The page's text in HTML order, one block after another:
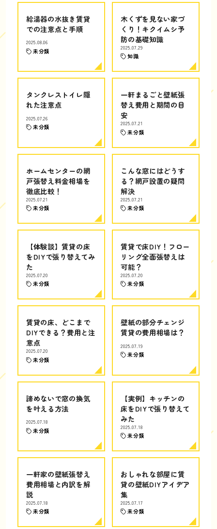
給湯器の水抜き賃貸
での注意点と手順
2025.08.06
未分類
木くずを見ない家づ
くり！キクイムシ予
防の基礎知識
2025.07.29
知識
タンクレストイレ隠
れた注意点
2025.07.26
未分類
一軒まるごと壁紙張
替え費用と期間の目
安
2025.07.21
未分類
ホームセンターの網
戸張替え料金相場を
徹底比較！
2025.07.21
未分類
こんな窓にはどうす
る？網戸設置の疑問
解決
2025.07.21
未分類
【体験談】賃貸の床
をDIYで張り替えてみ
た
2025.07.20
未分類
賃貸で床DIY！フロー
リング全面張替えは
可能？
2025.07.20
未分類
賃貸の床、どこまで
DIYできる？費用と注
意点
2025.07.20
未分類
壁紙の部分チェンジ
賃貸の費用相場は？
2025.07.19
未分類
諦めないで窓の換気
を叶える方法
2025.07.18
未分類
【実例】キッチンの
床をDIYで張り替えて
みた
2025.07.18
未分類
一軒家の壁紙張替え
費用相場と内訳を解
説
2025.07.18
未分類
おしゃれな部屋に賃
貸の壁紙DIYアイデア
集
2025.07.17
未分類